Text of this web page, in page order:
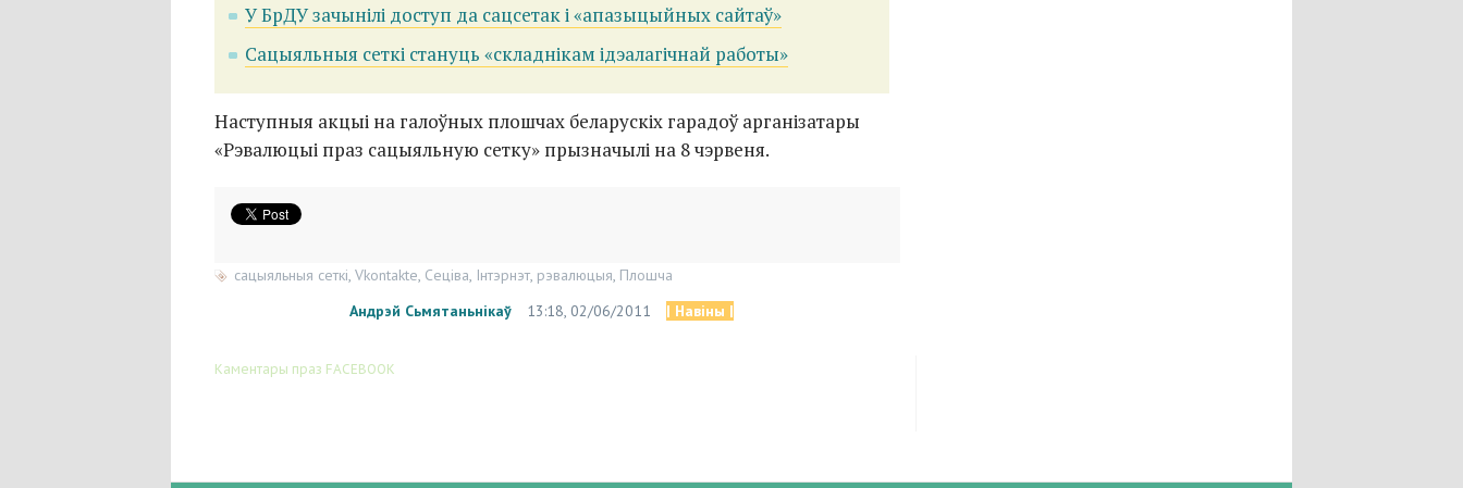
У БрДУ зачынілі доступ да сацсетак і «апазыцыйных сайтаў»
Сацыяльныя сеткі стануць «складнікам ідэалагічнай работы»
Наступныя акцыі на галоўных плошчах беларускіх гарадоў арганізатары
«Рэвалюцыі праз сацыяльную сетку» прызначылі на 8 чэрвеня.
сацыяльныя сеткі, Vkontakte, Сеціва, Інтэрнэт, рэвалюцыя, Плошча
Андрэй Сьмятаньнікаў
13:18, 02/06/2011 | Навіны |
Каментары праз FACEBOOK